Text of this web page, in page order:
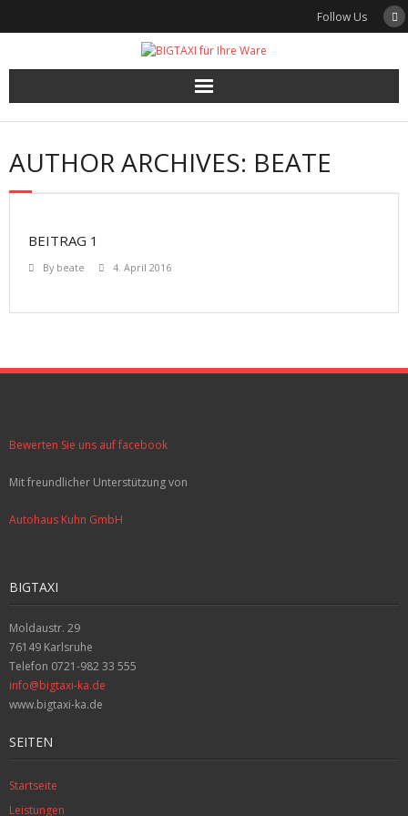
Follow Us
AUTHOR ARCHIVES: BEATE
BEITRAG 1
By beate 4. April 2016
Bewerten Sie uns auf facebook
Mit freundlicher Unterstützung von
Autohaus Kuhn GmbH
BIGTAXI
Moldaustr. 29
76149 Karlsruhe
Telefon 0721-982 33 555
info@bigtaxi-ka.de
www.bigtaxi-ka.de
SEITEN
Startseite
Leistungen